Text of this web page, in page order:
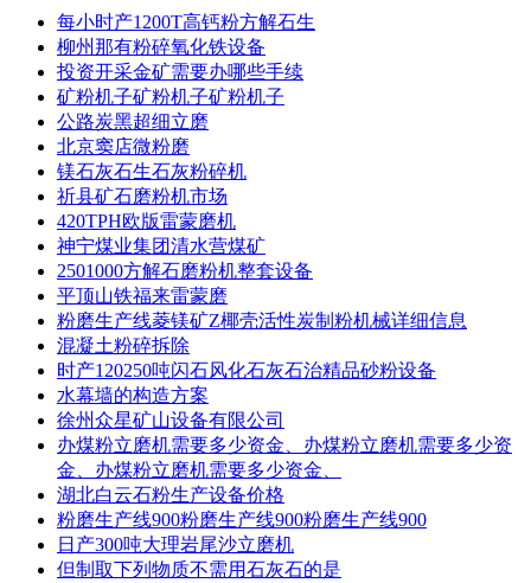
每小时产1200T高钙粉方解石生
柳州那有粉碎氧化铁设备
投资开采金矿需要办哪些手续
矿粉机子矿粉机子矿粉机子
公路炭黑超细立磨
北京窦店微粉磨
镁石灰石生石灰粉碎机
祈县矿石磨粉机市场
420TPH欧版雷蒙磨机
神宁煤业集团清水营煤矿
2501000方解石磨粉机整套设备
平顶山铁福来雷蒙磨
粉磨生产线菱镁矿Z椰壳活性炭制粉机械详细信息
混凝土粉碎拆除
时产120250吨闪石风化石灰石治精品砂粉设备
水幕墙的构造方案
徐州众星矿山设备有限公司
办煤粉立磨机需要多少资金、办煤粉立磨机需要多少资
金、办煤粉立磨机需要多少资金、
湖北白云石粉生产设备价格
粉磨生产线900粉磨生产线900粉磨生产线900
日产300吨大理岩尾沙立磨机
但制取下列物质不需用石灰石的是